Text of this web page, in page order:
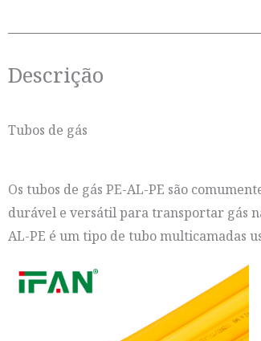
Descrição
Tubos de gás
Os tubos de gás PE-AL-PE são
durável e versátil para transportar gás
AL-PE é um tipo de tubo multicamadas